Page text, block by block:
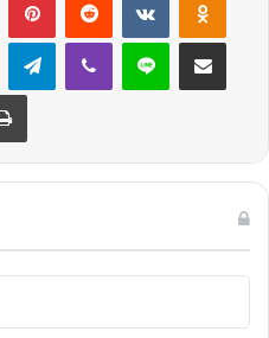
TelegramViber Line E-Posta ile
Yazdır